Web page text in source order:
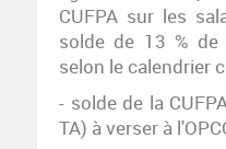
CUFPA sur les
solde de 13 % de
selon le calendrier
- solde de la
TA) à verser à